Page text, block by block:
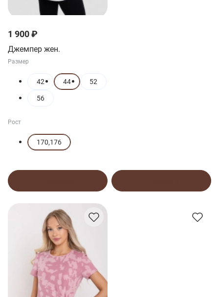
1 900 ₽
Джемпер жен.
Размер
42 44 52
56
Рост
170,176